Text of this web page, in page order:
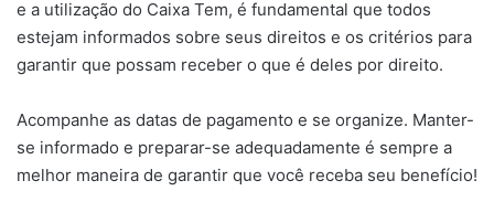
e a utilização do Caixa Tem, é fundamental que todos
estejam informados sobre seus direitos e os critérios para
garantir que possam receber o que é deles por direito.
Acompanhe as datas de pagamento e se organize. Manter-
se informado e preparar-se adequadamente é sempre a
melhor maneira de garantir que você receba seu benefício!